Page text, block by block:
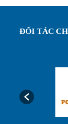
Ống
Ống
phi32...
Ưu
ĐỐI TÁC